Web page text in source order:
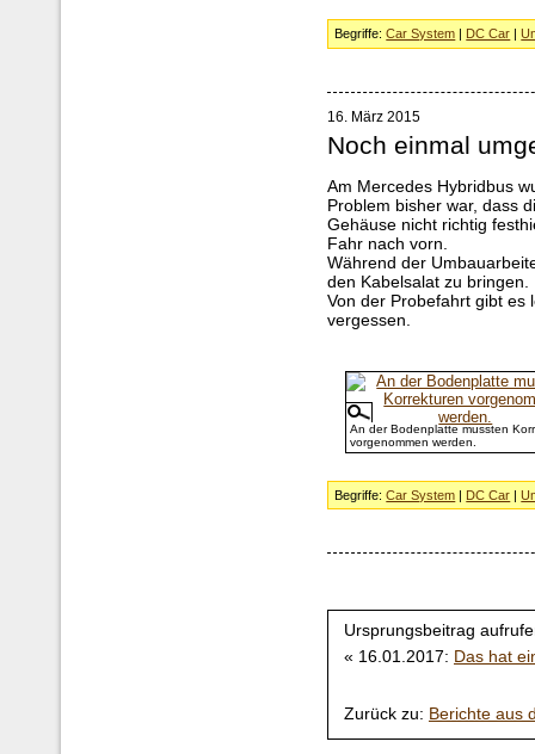
Begriffe:Car System DC Car |
16. März 2015
Noch einmal
Am Mercedes Hybridbus
Problem bisher war, dass
Gehäuse nicht richtig
Fahr nach vorn.
Während der
den Kabelsalat zu bringen.
Von der Probefahrt gibt es
vergessen.
An der Bodenplatte mussten
vorgenommen werden.
Begriffe:Car System | DC Car |
Ursprungsbeitrag
« 16.01.2017: Das hat
Zurück zu: Berichte aus